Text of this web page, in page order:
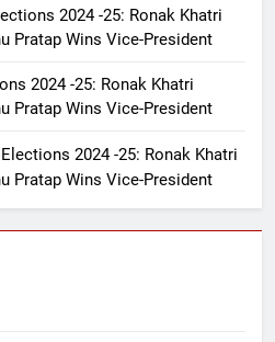
2024 -25: Ronak Khatri
Pratap Wins Vice-President
2024 -25: Ronak Khatri
Pratap Wins Vice-President
Elections 2024 -25: Ronak Khatri
Pratap Wins Vice-President